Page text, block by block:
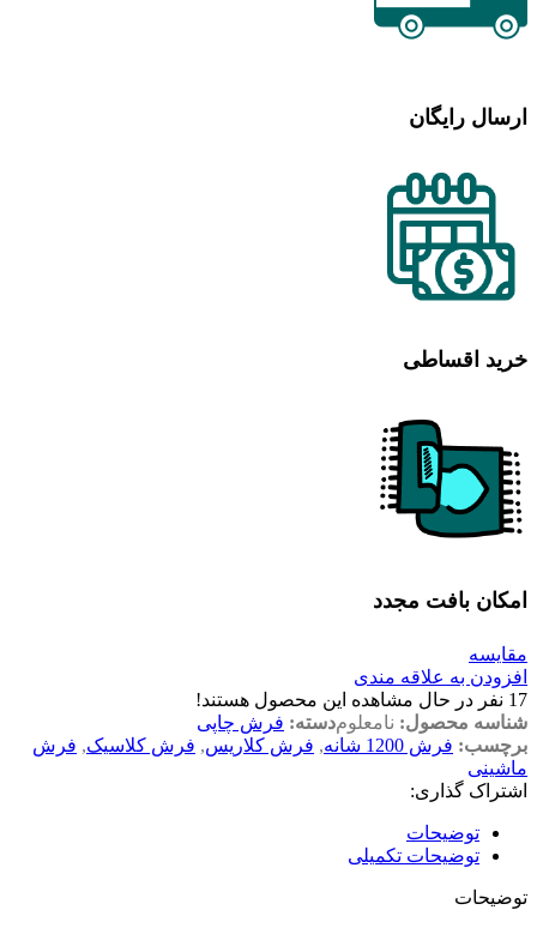
ارسال رایگان
خرید اقساطی
امکان بافت مجدد
مقایسه
افزودن به علاقه مندی
17 نفر در حال مشاهده این محصول هستند!
شناسه محصول: نامعلومدسته: فرش چاپی
برچسب: فرش 1200 شانه , فرش کلاریس, فرش کلاسیک, فرش
ماشینی
اشتراک گذاری:
توضیحات
توضیحات تکمیلی
توضیحات